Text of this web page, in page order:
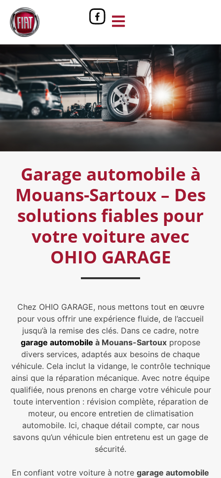
Garage automobile à
Mouans-Sartoux – Des
solutions fiables pour
votre voiture avec
OHIO GARAGE
Chez OHIO GARAGE, nous mettons tout en œuvre
pour vous offrir une expérience fluide, de l’accueil
jusqu’à la remise des clés. Dans ce cadre, notre
garage automobile à Mouans-Sartoux propose
divers services, adaptés aux besoins de chaque
véhicule. Cela inclut la vidange, le contrôle technique
ainsi que la réparation mécanique. Avec notre équipe
qualifiée, nous prenons en charge votre véhicule pour
toute intervention : révision complète, réparation de
moteur, ou encore entretien de climatisation
automobile. Ici, chaque détail compte, car nous
savons qu’un véhicule bien entretenu est un gage de
sécurité.
En confiant votre voiture à notre garage automobile